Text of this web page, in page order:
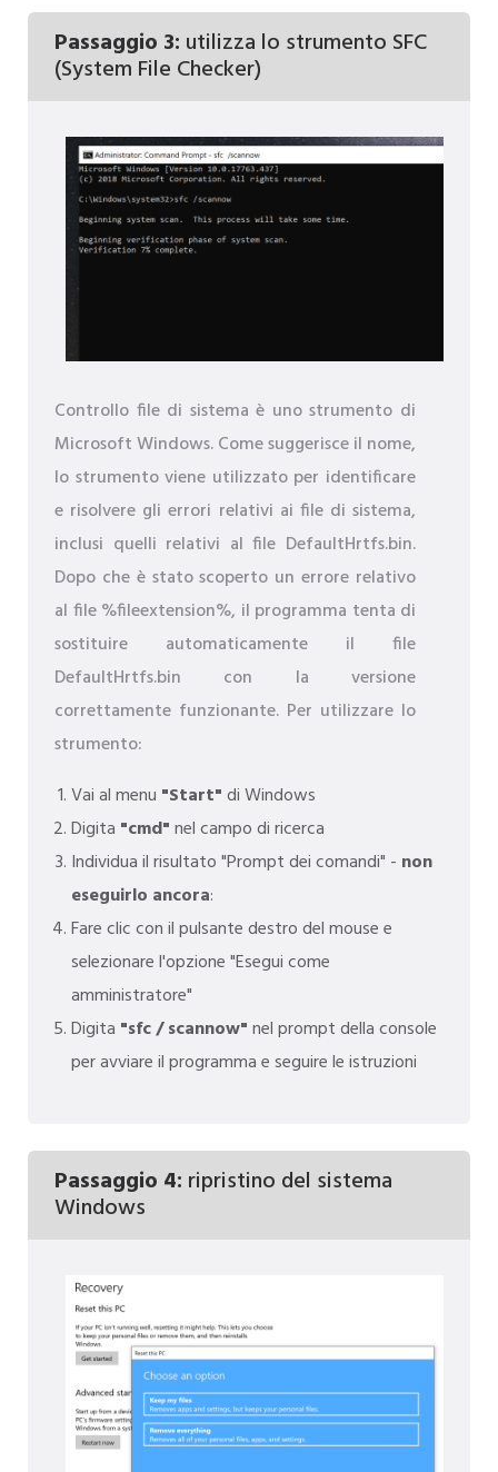
Passaggio 3: utilizza lo strumento SFC
(System File Checker)
Controllo file di sistema è uno strumento di
Microsoft Windows. Come suggerisce il nome,
lo strumento viene utilizzato per identificare
e risolvere gli errori relativi ai file di sistema,
inclusi quelli relativi al file DefaultHrtfs.bin.
Dopo che è stato scoperto un errore relativo
al file %fileextension%, il programma tenta di
sostituire automaticamente il file
DefaultHrtfs.bin con la versione
correttamente funzionante. Per utilizzare lo
strumento:
Vai al menu "Start"di Windows
Digita "cmd"nel campo di ricerca
Individua il risultato "Prompt dei comandi" - non
eseguirlo ancora:
Fare clic con il pulsante destro del mouse e
selezionare l'opzione "Esegui come
amministratore"
Digita "sfc / scannow"nel prompt della console
per avviare il programma e seguire le istruzioni
Passaggio 4: ripristino del sistema
Windows